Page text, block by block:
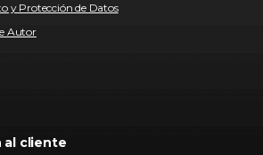
y Protección de Datos
Autor
al cliente